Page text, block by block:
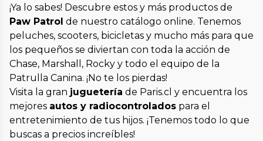
¡Ya lo sabes! Descubre estos y más productos de
Paw Patrol de nuestro catálogo online. Tenemos
peluches, scooters, bicicletas y mucho más para que
los pequeños se diviertan con toda la acción de
Chase, Marshall, Rocky y todo el equipo de la
Patrulla Canina. ¡No te los pierdas!
Visita la gran juguetería de Paris.cl y encuentra los
mejores autos y radiocontrolados para el
entretenimiento de tus hijos. ¡Tenemos todo lo que
buscas a precios increíbles!